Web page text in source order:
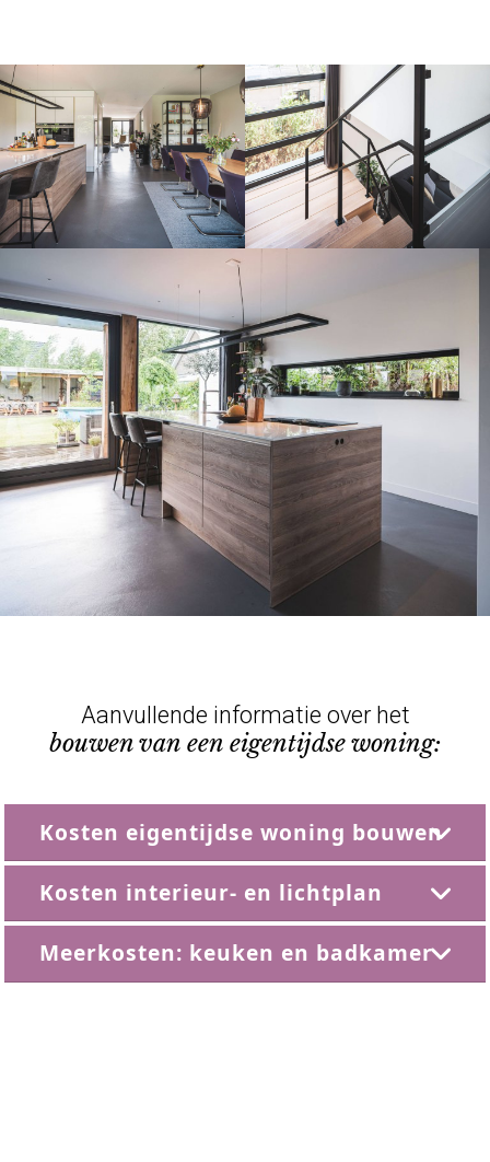
Aanvullende informatie over het
bouwen van een eigentijdse woning:
Kosten eigentijdse woning bouwen
Kosten interieur- en lichtplan
Meerkosten: keuken en badkamer